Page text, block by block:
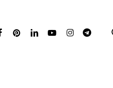
PinterestLinkedinYoutubeInstagramTelegram